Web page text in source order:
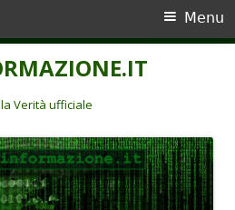
Verità ufficiale
Menu